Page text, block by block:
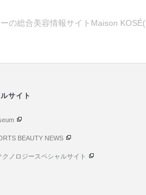
総合美容情報サイトMaison
サイト
BEAUTY NEWS
クノロジースペシャルサイト